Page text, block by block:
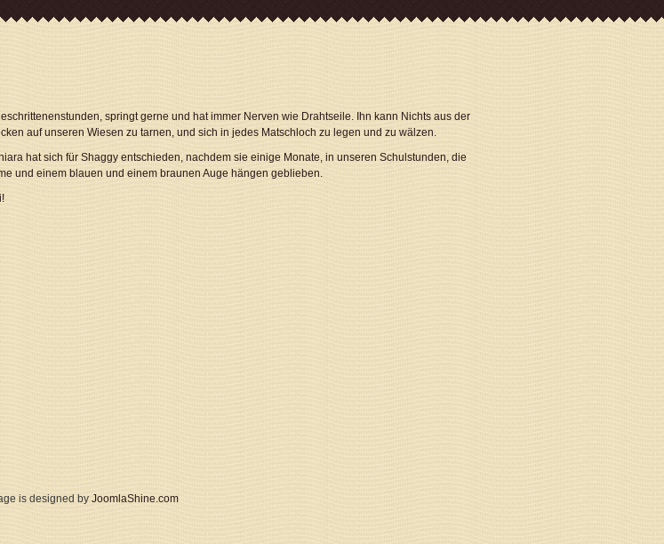
springt gerne und hat immer Nerven wie Drahtseile. Ihn kann Nichts aus der
auf unseren Wiesen zu tarnen, und sich in jedes Matschloch zu legen und zu wälzen.
hat sich für Shaggy entschieden, nachdem sie einige Monate, in unseren Schulstunden, die
und einem blauen und einem braunen Auge hängen geblieben.
is designed by JoomlaShine.com